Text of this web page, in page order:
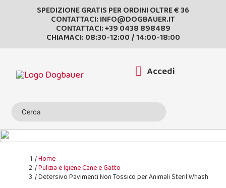
SPEDIZIONE GRATIS PER ORDINI OLTRE € 36
CONTATTACI: INFO@DOGBAUER.IT
CONTATTACI:+39 0438 898489
CHIAMACI: 08:30-12:00 / 14:00-18:00
Accedi
Home
Pulizia e Igiene Cane e Gatto
Detersivo Pavimenti Non Tossico per Animali Steril Whash